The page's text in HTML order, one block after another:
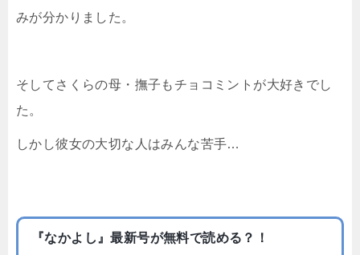
みが分かりました。
そしてさくらの母・撫子もチョコミントが大好きでし
た。
しかし彼女の大切な人はみんな苦手…
『なかよし』最新号が無料で読める？！